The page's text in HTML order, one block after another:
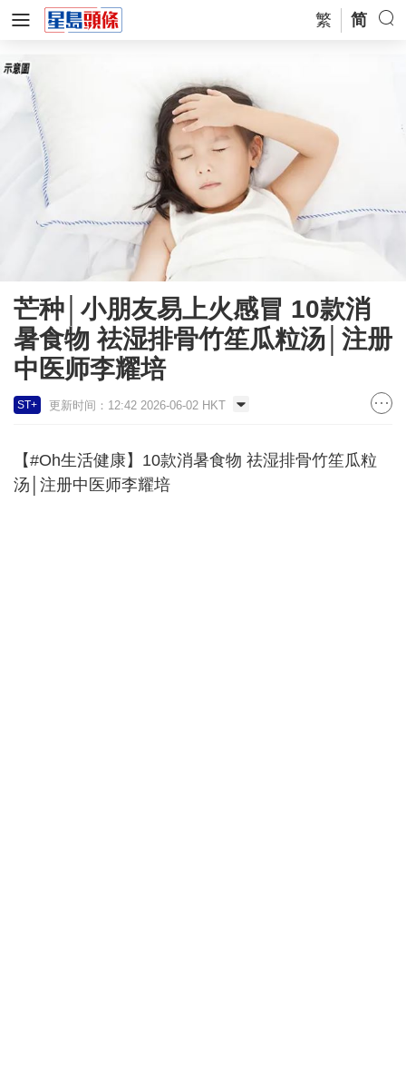
繁 简
芒种│小朋友易上火感冒 10款消
暑食物 祛湿排骨竹笙瓜粒汤│注册
中医师李耀培
ST+ 更新时间：12:42 2026-06-02 HKT
【#Oh生活健康】10款消暑食物 祛湿排骨竹笙瓜粒
汤│注册中医师李耀培